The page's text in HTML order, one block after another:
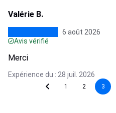
Valérie B.
6 août 2026
Avis vérifié
Merci
Expérience du : 28 juil. 2026
1 2 3